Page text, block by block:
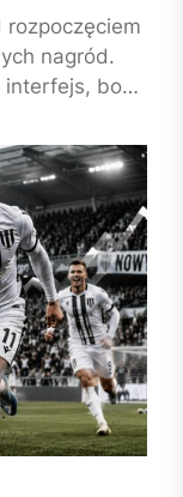
rozpoczęciem
nagród.
interfejs, bo